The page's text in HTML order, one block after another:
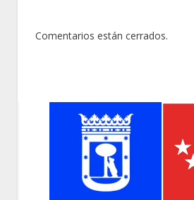
Comentarios están cerrados.